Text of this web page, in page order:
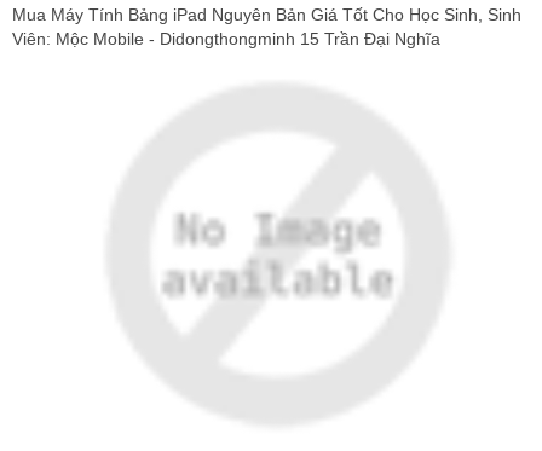
Mua Máy Tính Bảng iPad Nguyên Bản Giá Tốt Cho Học Sinh, Sinh
Viên: Mộc Mobile - Didongthongminh 15 Trần Đại Nghĩa